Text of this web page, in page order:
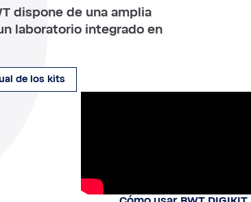
dispone de una amplia
laboratorio integrado en
de los kits